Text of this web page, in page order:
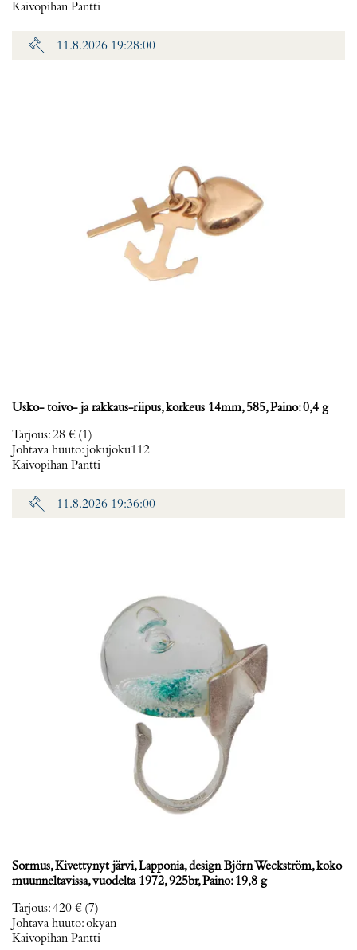
Kaivopihan Pantti
11.8.2026 19:28:00
Usko- toivo- ja rakkaus-riipus, korkeus 14mm, 585, Paino: 0,4 g
Tarjous:28 € (1)
Johtava huuto:jokujoku112
Kaivopihan Pantti
11.8.2026 19:36:00
Sormus, Kivettynyt järvi, Lapponia, design Björn Weckström, koko
muunneltavissa, vuodelta 1972, 925br, Paino: 19,8 g
Tarjous:420 € (7)
Johtava huuto:okyan
Kaivopihan Pantti